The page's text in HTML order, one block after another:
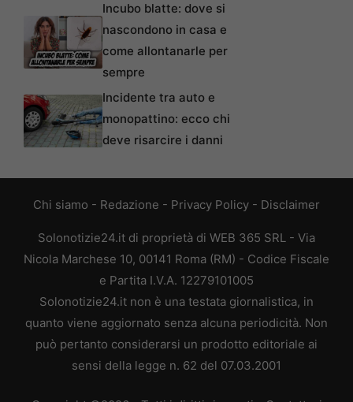
Incubo blatte: dove si
nascondono in casa e
come allontanarle per
sempre
Incidente tra auto e
monopattino: ecco chi
deve risarcire i danni
Chi siamo - Redazione - Privacy Policy - Disclaimer
Solonotizie24.it di proprietà di WEB 365 SRL - Via
Nicola Marchese 10, 00141 Roma (RM) - Codice Fiscale
e Partita I.V.A. 12279101005
Solonotizie24.it non è una testata giornalistica, in
quanto viene aggiornato senza alcuna periodicità. Non
può pertanto considerarsi un prodotto editoriale ai
sensi della legge n. 62 del 07.03.2001